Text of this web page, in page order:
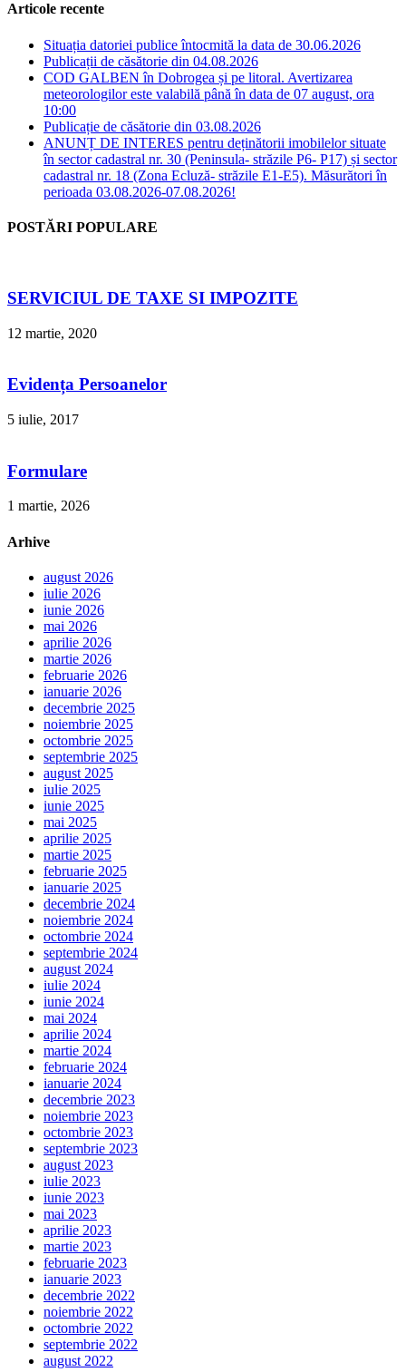
Articole recente
Situația datoriei publice întocmită la data de 30.06.2026
Publicații de căsătorie din 04.08.2026
COD GALBEN în Dobrogea și pe litoral. Avertizarea
meteorologilor este valabilă până în data de 07 august, ora
10:00
Publicație de căsătorie din 03.08.2026
ANUNȚ DE INTERES pentru deținătorii imobilelor situate
în sector cadastral nr. 30 (Peninsula- străzile P6- P17) și sector
cadastral nr. 18 (Zona Ecluză- străzile E1-E5). Măsurători în
perioada 03.08.2026-07.08.2026!
POSTĂRI POPULARE
SERVICIUL DE TAXE SI IMPOZITE
12 martie, 2020
Evidența Persoanelor
5 iulie, 2017
Formulare
1 martie, 2026
Arhive
august 2026
iulie 2026
iunie 2026
mai 2026
aprilie 2026
martie 2026
februarie 2026
ianuarie 2026
decembrie 2025
noiembrie 2025
octombrie 2025
septembrie 2025
august 2025
iulie 2025
iunie 2025
mai 2025
aprilie 2025
martie 2025
februarie 2025
ianuarie 2025
decembrie 2024
noiembrie 2024
octombrie 2024
septembrie 2024
august 2024
iulie 2024
iunie 2024
mai 2024
aprilie 2024
martie 2024
februarie 2024
ianuarie 2024
decembrie 2023
noiembrie 2023
octombrie 2023
septembrie 2023
august 2023
iulie 2023
iunie 2023
mai 2023
aprilie 2023
martie 2023
februarie 2023
ianuarie 2023
decembrie 2022
noiembrie 2022
octombrie 2022
septembrie 2022
august 2022